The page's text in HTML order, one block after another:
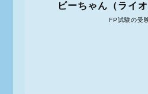
FP試験の受
ビーちゃん（ライ